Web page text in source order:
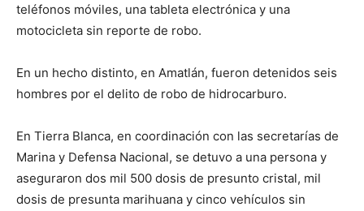
teléfonos móviles, una tableta electrónica y una
motocicleta sin reporte de robo.
En un hecho distinto, en Amatlán, fueron detenidos seis
hombres por el delito de robo de hidrocarburo.
En Tierra Blanca, en coordinación con las secretarías de
Marina y Defensa Nacional, se detuvo a una persona y
aseguraron dos mil 500 dosis de presunto cristal, mil
dosis de presunta marihuana y cinco vehículos sin